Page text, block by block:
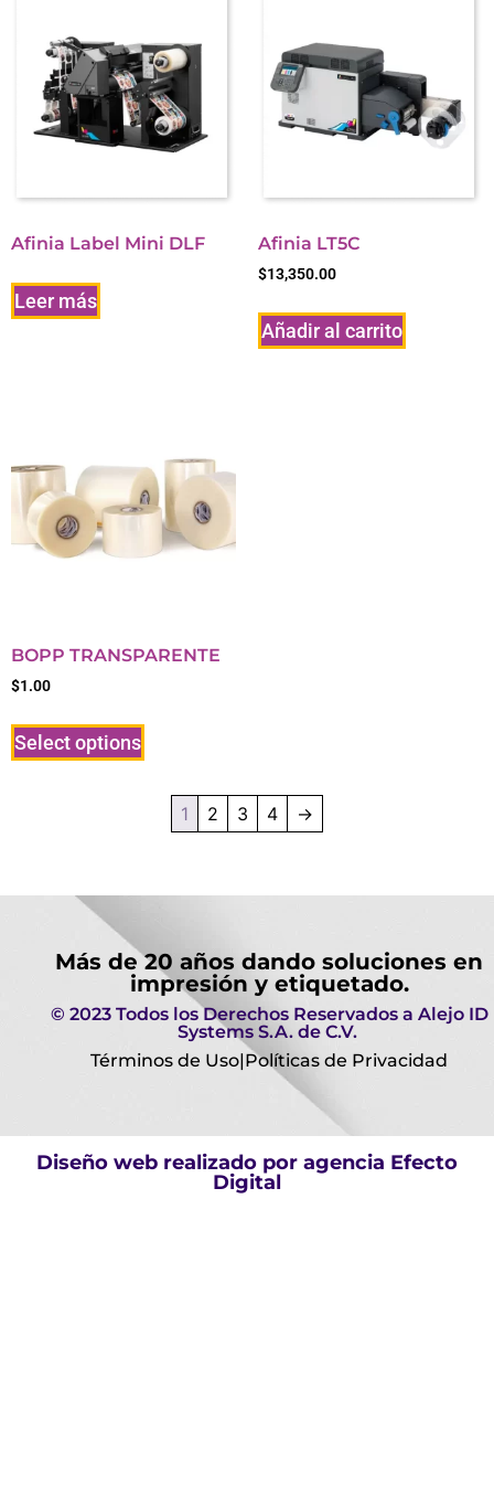
Afinia Label Mini DLF
Leer más
Afinia LT5C
$13,350.00
Añadir al carrito
BOPP TRANSPARENTE
$1.00
Select options
1 2 3 4 →
Más de 20 años dando soluciones en
impresión y etiquetado.
© 2023 Todos los Derechos Reservados a Alejo ID
Systems S.A. de C.V.
Términos de Uso|Políticas de Privacidad
Diseño web realizado por agencia Efecto
Digital